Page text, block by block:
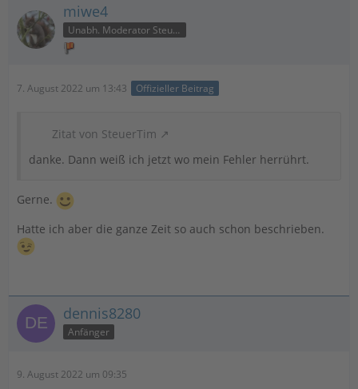
miwe4
Unabh. Moderator Steuer
7. August 2022 um 13:43 Offizieller Beitrag
Zitat von SteuerTim
danke. Dann weiß ich jetzt wo mein Fehler herrührt.
Gerne.
Hatte ich aber die ganze Zeit so auch schon beschrieben.
dennis8280
Anfänger
9. August 2022 um 09:35